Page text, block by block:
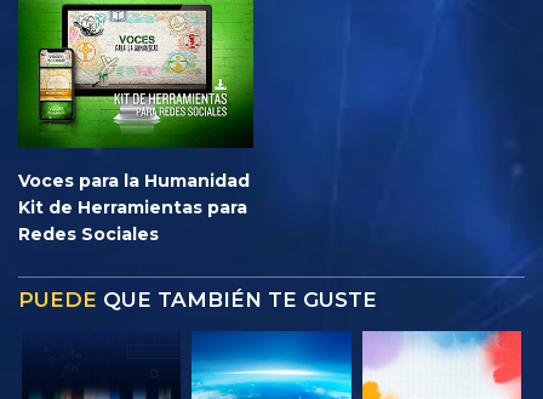
Voces para la Humanidad
Kit de Herramientas para
Redes Sociales
PUEDE QUE TAMBIÉN TE GUSTE